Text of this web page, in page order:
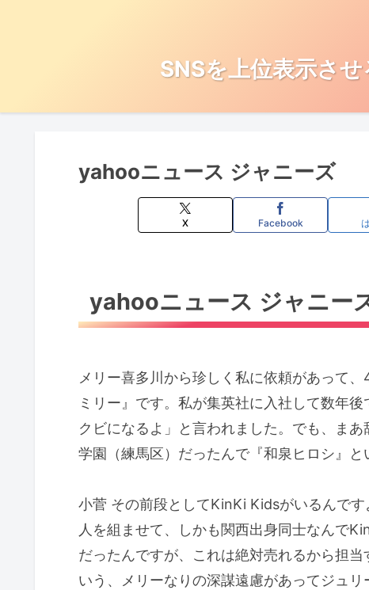
SNSを上位表示さ
yahooニュース ジャニーズ
X Facebook
yahooニュース ジャニー
メリー喜多川から珍しく私に依頼があって
ミリー』です。私が集英社に入社して数年
クビになるよ」と言われました。でも、ま
学園（練馬区）だったんで『和泉ヒロシ』と
小菅 その前段としてKinKi Kidsがいるんで
人を組ませて、しかも関西出身同士なんで
だったんですが、これは絶対売れるから担
いう、メリーなりの深謀遠慮があってジュ